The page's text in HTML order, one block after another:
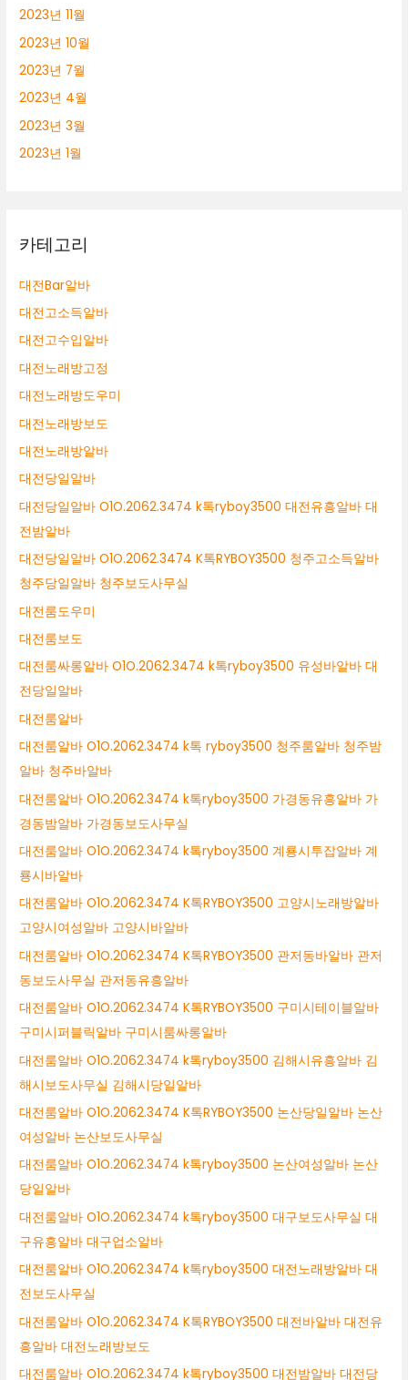
2023년 11월
2023년 10월
2023년 7월
2023년 4월
2023년 3월
2023년 1월
카테고리
대전Bar알바
대전고소득알바
대전고수입알바
대전노래방고정
대전노래방도우미
대전노래방보도
대전노래방알바
대전당일알바
대전당일알바 O1O.2062.3474 k톡ryboy3500 대전유흥알바 대
전밤알바
대전당일알바 O1O.2062.3474 K톡RYBOY3500 청주고소득알바
청주당일알바 청주보도사무실
대전룸도우미
대전룸보도
대전룸싸롱알바 O1O.2062.3474 k톡ryboy3500 유성바알바 대
전당일알바
대전룸알바
대전룸알바 O1O.2062.3474 k톡 ryboy3500 청주룸알바 청주밤
알바 청주바알바
대전룸알바 O1O.2062.3474 k톡ryboy3500 가경동유흥알바 가
경동밤알바 가경동보도사무실
대전룸알바 O1O.2062.3474 k톡ryboy3500 계룡시투잡알바 계
룡시바알바
대전룸알바 O1O.2062.3474 K톡RYBOY3500 고양시노래방알바
고양시여성알바 고양시바알바
대전룸알바 O1O.2062.3474 K톡RYBOY3500 관저동바알바 관저
동보도사무실 관저동유흥알바
대전룸알바 O1O.2062.3474 K톡RYBOY3500 구미시테이블알바
구미시퍼블릭알바 구미시룸싸롱알바
대전룸알바 O1O.2062.3474 k톡ryboy3500 김해시유흥알바 김
해시보도사무실 김해시당일알바
대전룸알바 O1O.2062.3474 K톡RYBOY3500 논산당일알바 논산
여성알바 논산보도사무실
대전룸알바 O1O.2062.3474 k톡ryboy3500 논산여성알바 논산
당일알바
대전룸알바 O1O.2062.3474 k톡ryboy3500 대구보도사무실 대
구유흥알바 대구업소알바
대전룸알바 O1O.2062.3474 k톡ryboy3500 대전노래방알바 대
전보도사무실
대전룸알바 O1O.2062.3474 K톡RYBOY3500 대전바알바 대전유
흥알바 대전노래방보도
대전룸알바 O1O.2062.3474 k톡ryboy3500 대전밤알바 대전당